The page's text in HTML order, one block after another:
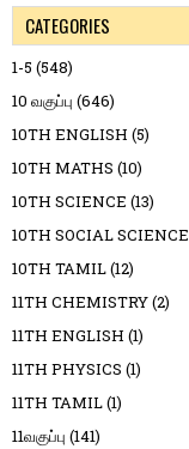
CATEGORIES
1-5 (548)
10 வகுப்பு (646)
10TH ENGLISH (5)
10TH MATHS (10)
10TH SCIENCE (13)
10TH SOCIAL SCIENCE
10TH TAMIL(12)
11TH CHEMISTRY(2)
11TH ENGLISH (1)
11TH PHYSICS (1)
11TH TAMIL(1)
11வகுப்பு (141)